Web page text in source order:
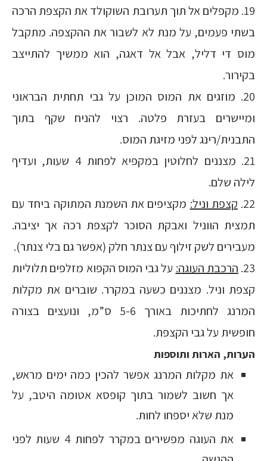
19. מקפלים אל תוך תערובת השוקולד את הקצפת הרכה
בשתי פעמים, על מנת לא לשבור את ההקצפה. מתקבל
מוס די דליל, אבל אל דאגה, הוא ממשיך להתייצב
בקירור.
20. מוזגים את המוס המוכן על גבי תחתית הבראוני
ומיישרים בעזרת פלטה. רצוי להניח שקף בתוך
התבנית/רינג לפני מזיגת המוס.
21. מצננים לחלוטין במקפיא לפחות 4 שעות, ועדיף
לילה שלם.
22. קצפת וניל: מקציפים את השמנת המתוקה ביחד עם
תמצית הווניל ואבקת הסוכר לקצפת רכה אך יציבה.
מעבירים לשק זילוף עם צנתר חלק (אפשר גם בלי צנתר).
23. הרכבת העוגה: על גבי המוס הקפוא מזלפים תלוליות
קצפת וניל. מצננים כשעה במקרר. שוברים את מקלות
המרנג לחתיכות באורך 5-6 ס”מ, ונועצים בצורה
חופשית על גבי הקצפת.
הערות, הארות ותוספות
את מקלות המרנג אפשר להכין כמה ימים מראש,
אך חשוב לשמור בתוך קופסא אטומה היטב, על
מנת שלא יספחו לחות.
את העוגה מפשירים במקרר לפחות 4 שעות לפני